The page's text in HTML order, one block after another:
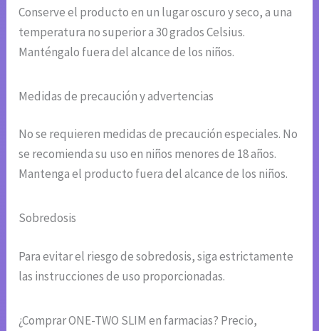
Conserve el producto en un lugar oscuro y seco, a una
temperatura no superior a 30 grados Celsius.
Manténgalo fuera del alcance de los niños.
Medidas de precaución y advertencias
No se requieren medidas de precaución especiales. No
se recomienda su uso en niños menores de 18 años.
Mantenga el producto fuera del alcance de los niños.
Sobredosis
Para evitar el riesgo de sobredosis, siga estrictamente
las instrucciones de uso proporcionadas.
¿Comprar ONE-TWO SLIM en farmacias? Precio,